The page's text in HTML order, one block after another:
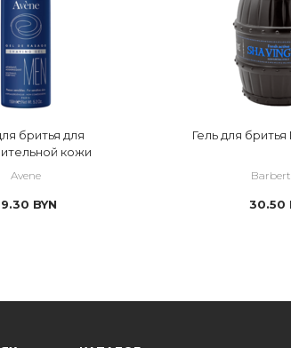
бритья для
кожи
Avene
BYN
Гель для
30.50